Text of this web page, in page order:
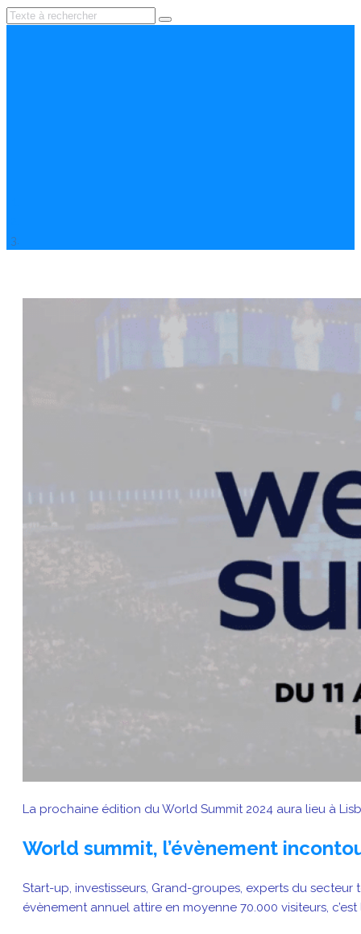
La prochaine édition du World Summit 2024 aura lieu à
World summit, l’évènement
Start-up, investisseurs, Grand-groupes, experts du
évènement annuel attire en moyenne 70.000 visiteurs,